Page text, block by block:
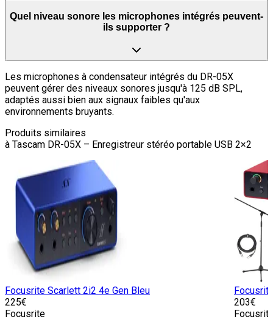
Quel niveau sonore les microphones intégrés peuvent-
ils supporter ?
Les microphones à condensateur intégrés du DR-05X
peuvent gérer des niveaux sonores jusqu'à 125 dB SPL,
adaptés aussi bien aux signaux faibles qu'aux
environnements bruyants.
Produits similaires
à Tascam DR-05X – Enregistreur stéréo portable USB 2×2
Focusrite Scarlett 2i2 4e Gen Bleu
225€
Focusrite
203€